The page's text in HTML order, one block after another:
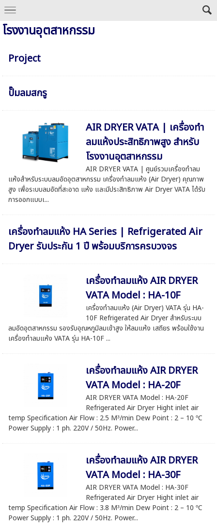
โรงงานอุตสาหกรรม
Project
ปั๊มลมสกรู
AIR DRYER VATA | เครื่องทำ
ลมแห้งประสิทธิภาพสูง สำหรับ
โรงงานอุตสาหกรรม
AIR DRYER VATA | ศูนย์รวมเครื่องทำลม
แห้งสำหรับระบบลมอัดอุตสาหกรรม เครื่องทำลมแห้ง (Air Dryer) คุณภาพ
สูง เพื่อระบบลมอัดที่สะอาด แห้ง และมีประสิทธิภาพ Air Dryer VATA ได้รับ
การออกแบบเ...
เครื่องทำลมแห้ง HA Series | Refrigerated Air
Dryer รับประกัน 1 ปี พร้อมบริการครบวงจร
เครื่องทำลมแห้ง AIR DRYER
VATA Model : HA-10F
เครื่องทำลมแห้ง (Air Dryer) VATA รุ่น HA-
10F Refrigerated Air Dryer สำหรับระบบ
ลมอัดอุตสาหกรรม รองรับอุณหภูมิลมเข้าสูง ให้ลมแห้ง เสถียร พร้อมใช้งาน
เครื่องทำลมแห้ง VATA รุ่น HA-10F ...
เครื่องทำลมแห้ง AIR DRYER
VATA Model : HA-20F
AIR DRYER VATA Model : HA-20F
Refrigerated Air Dryer Hight inlet air
temp Specification Air Flow : 2.5 M³/min Dew Point : 2 – 10 ºC
Power Supply : 1 ph. 220V / 50Hz. Power...
เครื่องทำลมแห้ง AIR DRYER
VATA Model : HA-30F
AIR DRYER VATA Model : HA-30F
Refrigerated Air Dryer Hight inlet air
temp Specification Air Flow : 3.8 M³/min Dew Point : 2 – 10 ºC
Power Supply : 1 ph. 220V / 50Hz. Power...